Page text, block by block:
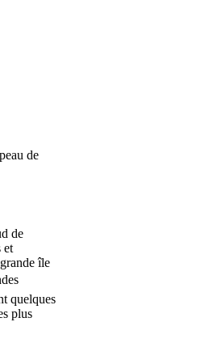
de
et
île
quelques
plus